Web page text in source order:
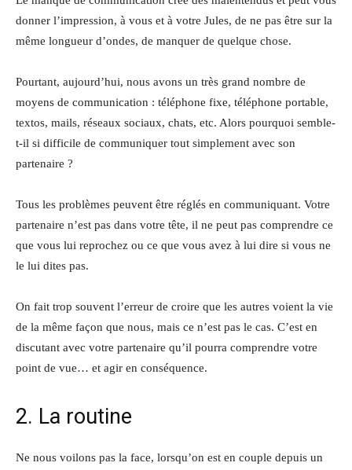
donner l’impression, à vous et à votre Jules, de ne pas être sur la
même longueur d’ondes, de manquer de quelque chose.
Pourtant, aujourd’hui, nous avons un très grand nombre de
moyens de communication : téléphone fixe, téléphone portable,
textos, mails, réseaux sociaux, chats, etc. Alors pourquoi semble-
t-il si difficile de communiquer tout simplement avec son
partenaire ?
Tous les problèmes peuvent être réglés en communiquant. Votre
partenaire n’est pas dans votre tête, il ne peut pas comprendre ce
que vous lui reprochez ou ce que vous avez à lui dire si vous ne
le lui dites pas.
On fait trop souvent l’erreur de croire que les autres voient la vie
de la même façon que nous, mais ce n’est pas le cas. C’est en
discutant avec votre partenaire qu’il pourra comprendre votre
point de vue… et agir en conséquence.
2. La routine
Ne nous voilons pas la face, lorsqu’on est en couple depuis un